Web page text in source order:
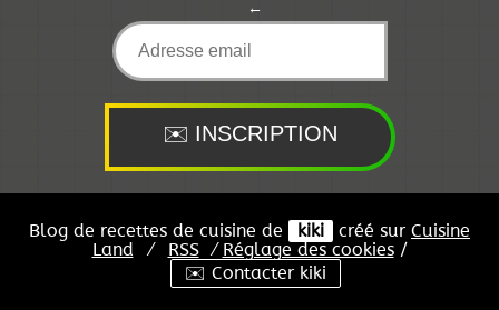
Blog de recettes de cuisine de kiki créé sur Cuisine
Land
⁄ RSS ⁄ Réglage des cookies/
✉️ Contacter kiki